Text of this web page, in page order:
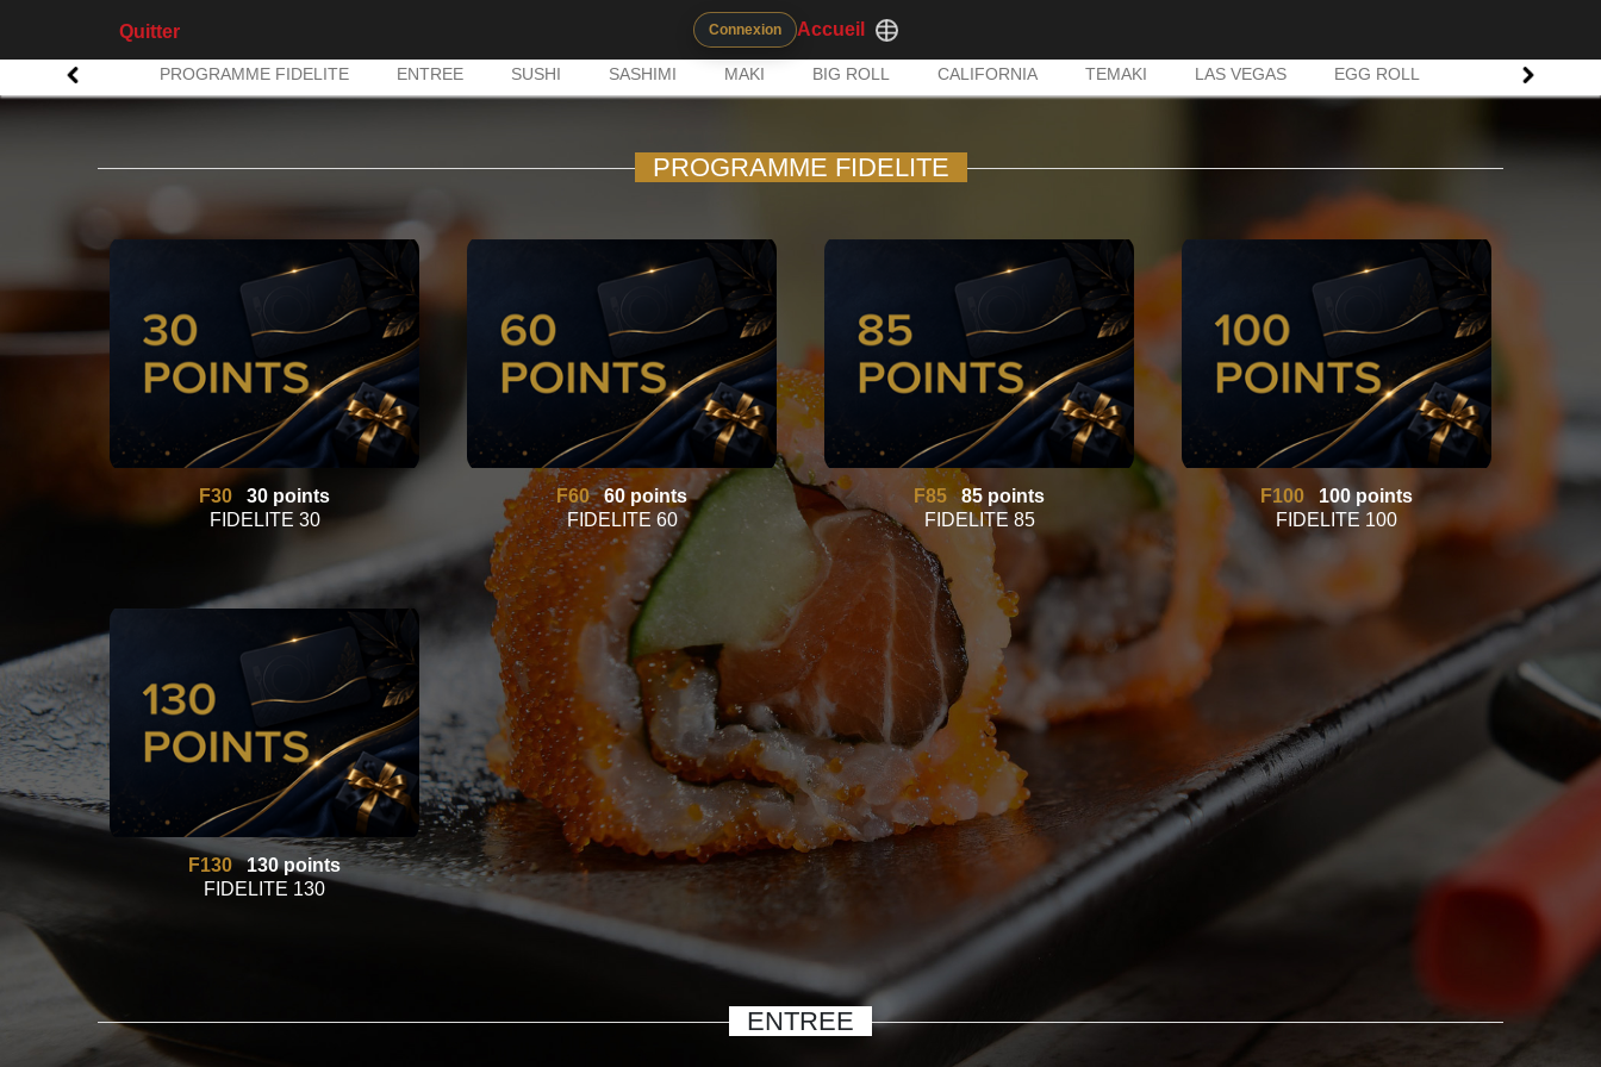
Connexion Accueil
Quitter
PROGRAMME FIDELITE ENTREE SUSHI SASHIMI MAKI BIG ROLL CALIFORNIA TEMAKI LAS VEGAS EGG ROLL NEIGE ROLL
PROGRAMME FIDELITE
F30 30 points
FIDELITE 30
F6060 points
FIDELITE 60
F8585 points
FIDELITE 85
F100 100 points
FIDELITE 100
F130130 points
FIDELITE 130
ENTREE